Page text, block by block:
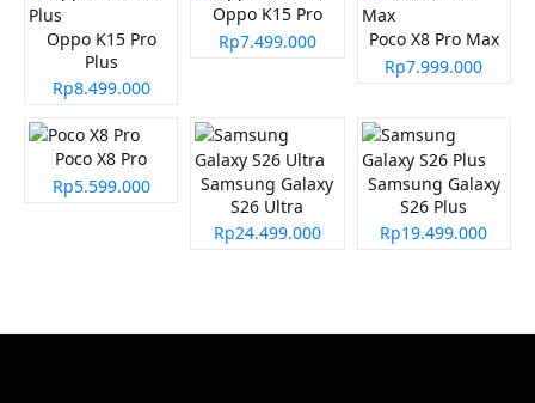
Oppo K15 Pro
Plus
Rp8.499.000
Oppo K15 Pro
Rp7.499.000
Poco X8 Pro Max
Rp7.999.000
Poco X8 Pro
Rp5.599.000
Samsung Galaxy
S26 Ultra
Rp24.499.000
Samsung Galaxy
S26 Plus
Rp19.499.000